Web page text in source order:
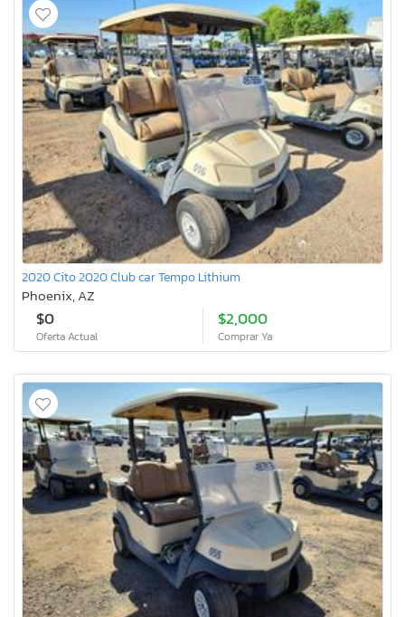
2020 Cito 2020 Club car Tempo Lithium
Phoenix, AZ
$0
Oferta Actual
$2,000
Comprar Ya